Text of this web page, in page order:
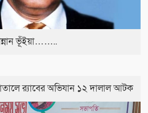
ভূঁইয়া……..
র‍্যাবের অভিযান ১২ দালাল আটক